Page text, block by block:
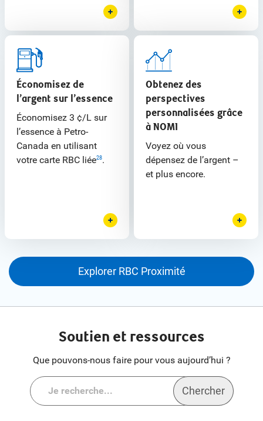
Économisez de
l’argent sur l’essence
Économisez 3 ¢/L sur
l’essence à Petro-
Canada en utilisant
votre carte RBC liée28.
Obtenez des
perspectives
personnalisées grâce
à NOMI
Voyez où vous
dépensez de l’argent –
et plus encore.
Explorer RBC Proximité
Soutien et ressources
Que pouvons-nous faire pour vous aujourd’hui ?
Chercher